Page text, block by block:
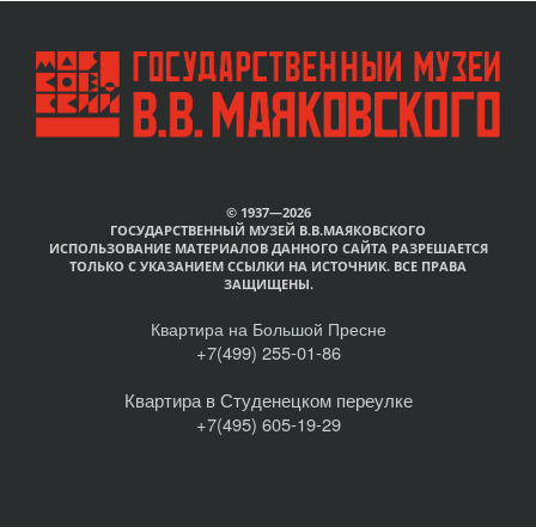
© 1937—2026
ГОСУДАРСТВЕННЫЙ МУЗЕЙ В.В.МАЯКОВСКОГО
ИСПОЛЬЗОВАНИЕ МАТЕРИАЛОВ ДАННОГО САЙТА РАЗРЕШАЕТСЯ
ТОЛЬКО С УКАЗАНИЕМ ССЫЛКИ НА ИСТОЧНИК. ВСЕ ПРАВА
ЗАЩИЩЕНЫ.
Квартира на Большой Пресне
+7(499) 255-01-86
Квартира в Студенецком переулке
+7(495) 605-19-29